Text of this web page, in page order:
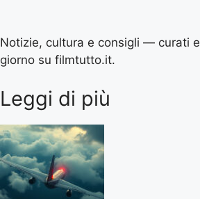
Notizie, cultura e consigli — curati
giorno su filmtutto.it.
Leggi di più